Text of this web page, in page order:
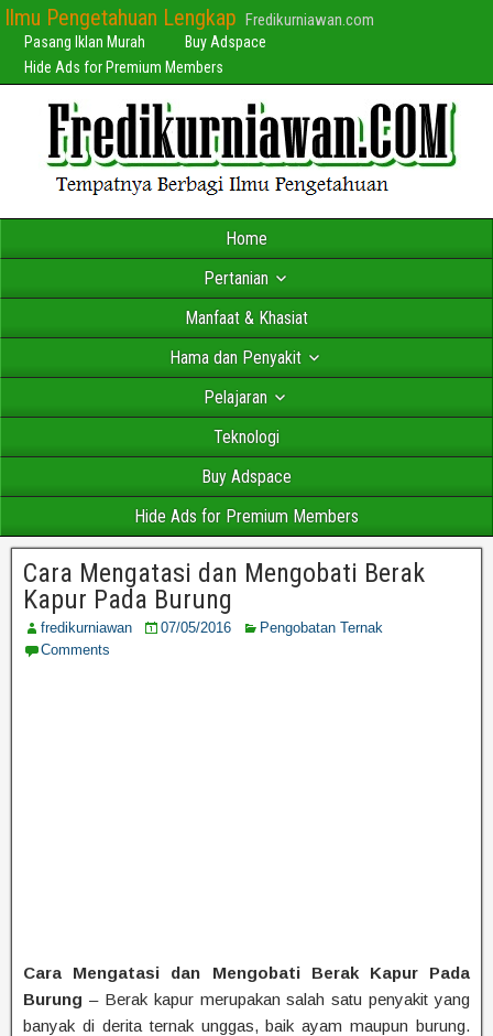
Ilmu Pengetahuan Lengkap Fredikurniawan.com
Pasang Iklan Murah
Buy Adspace
Hide Ads for Premium Members
Home
Pertanian
Manfaat & Khasiat
Hama dan Penyakit
Pelajaran
Teknologi
Buy Adspace
Hide Ads for Premium Members
Cara Mengatasi dan Mengobati Berak
Kapur Pada Burung
fredikurniawan 07/05/2016
Pengobatan Ternak
Comments
Cara Mengatasi dan Mengobati Berak Kapur Pada
Burung – Berak kapur merupakan salah satu penyakit yang
banyak di derita ternak unggas, baik ayam maupun burung.